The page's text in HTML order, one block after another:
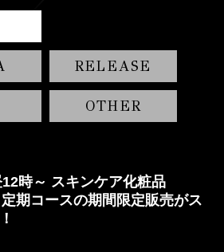
RELEASE
OTHER
時～ スキンケア化粧品
期コースの期間限定販売がス